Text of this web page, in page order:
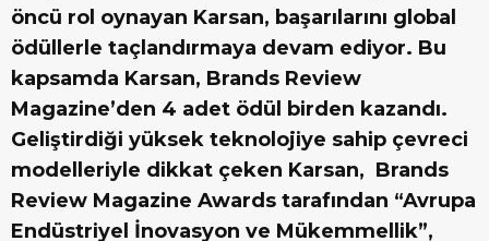
öncü rol oynayan Karsan, başarılarını global
ödüllerle taçlandırmaya devam ediyor. Bu
kapsamda Karsan, Brands Review
Magazine’den 4 adet ödül birden kazandı.
Geliştirdiği yüksek teknolojiye sahip çevreci
modelleriyle dikkat çeken Karsan, Brands
Review Magazine Awards tarafından “Avrupa
Endüstriyel İnovasyon ve Mükemmellik”,